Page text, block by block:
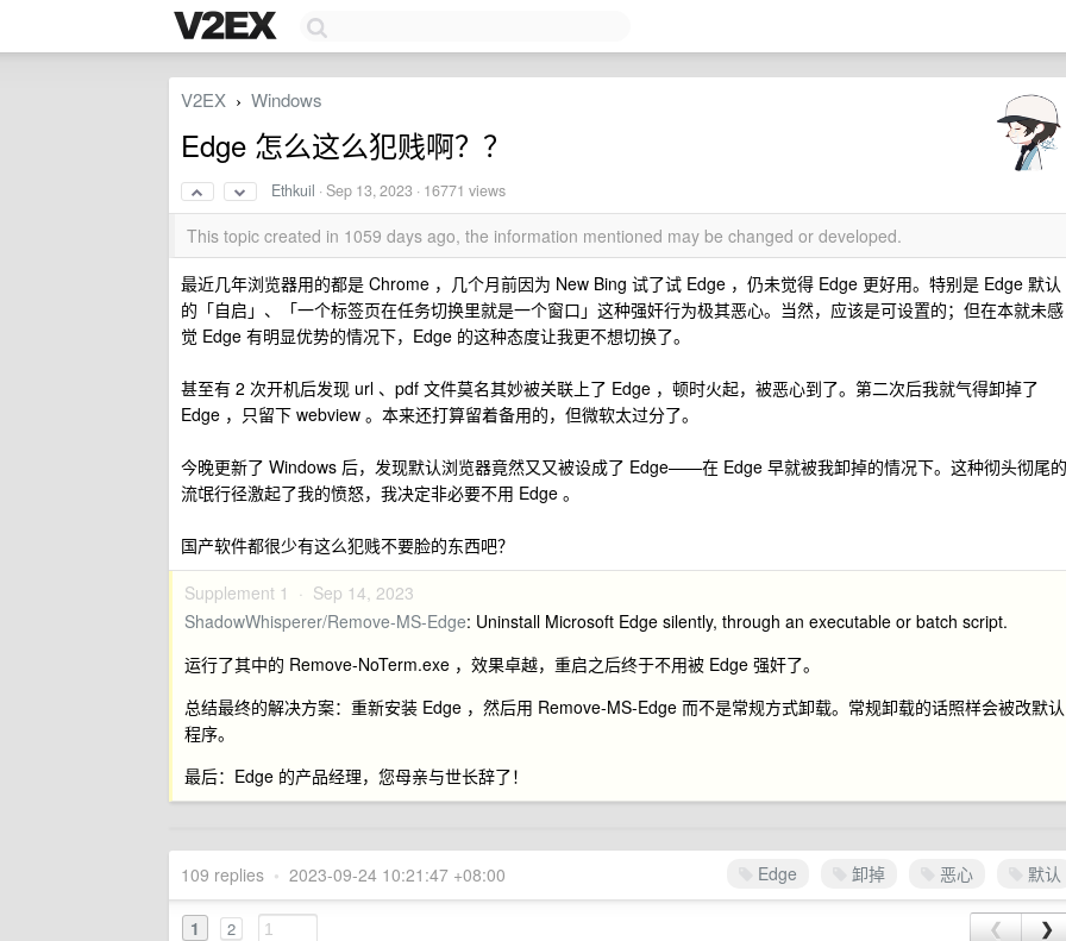
V2EX › Windows
Edge 怎么这么犯贱啊？？
Ethkuil ·Sep 13, 2023 · 16771 views
This topic created in 1059 days ago, the information mentioned may be changed or developed.
最近几年浏览器用的都是 Chrome ，几个月前因为 New Bing 试了试 Edge ，仍未觉得 Edge 更好用。特别是 Edge 默认
的「自启」、「一个标签页在任务切换里就是一个窗口」这种强奸行为极其恶心。当然，应该是可设置的；但在本就未感
觉 Edge 有明显优势的情况下，Edge 的这种态度让我更不想切换了。
甚至有 2 次开机后发现 url 、pdf 文件莫名其妙被关联上了 Edge ，顿时火起，被恶心到了。第二次后我就气得卸掉了
Edge ，只留下 webview 。本来还打算留着备用的，但微软太过分了。
今晚更新了 Windows 后，发现默认浏览器竟然又又被设成了 Edge——在 Edge 早就被我卸掉的情况下。这种彻头彻尾的
流氓行径激起了我的愤怒，我决定非必要不用 Edge 。
国产软件都很少有这么犯贱不要脸的东西吧？
Supplement 1 · Sep 14, 2023
ShadowWhisperer/Remove-MS-Edge: Uninstall Microsoft Edge silently, through an executable or batch script.
运行了其中的 Remove-NoTerm.exe ，效果卓越，重启之后终于不用被 Edge 强奸了。
总结最终的解决方案：重新安装 Edge ，然后用 Remove-MS-Edge 而不是常规方式卸载。常规卸载的话照样会被改默认
程序。
最后：Edge 的产品经理，您母亲与世长辞了！
Edge 卸掉 恶心 默认
109 replies • 2023-09-24 10:21:47 +08:00
1 2 ❮ ❯